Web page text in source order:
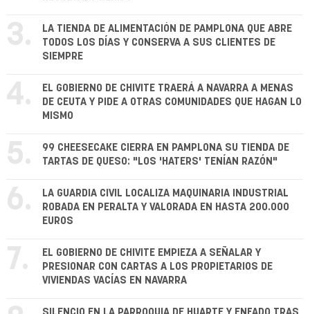
3.
LA TIENDA DE ALIMENTACIÓN DE PAMPLONA QUE ABRE
TODOS LOS DÍAS Y CONSERVA A SUS CLIENTES DE
SIEMPRE
4.
EL GOBIERNO DE CHIVITE TRAERÁ A NAVARRA A MENAS
DE CEUTA Y PIDE A OTRAS COMUNIDADES QUE HAGAN LO
MISMO
5.
99 CHEESECAKE CIERRA EN PAMPLONA SU TIENDA DE
TARTAS DE QUESO: "LOS 'HATERS' TENÍAN RAZÓN"
6.
LA GUARDIA CIVIL LOCALIZA MAQUINARIA INDUSTRIAL
ROBADA EN PERALTA Y VALORADA EN HASTA 200.000
EUROS
7.
EL GOBIERNO DE CHIVITE EMPIEZA A SEÑALAR Y
PRESIONAR CON CARTAS A LOS PROPIETARIOS DE
VIVIENDAS VACÍAS EN NAVARRA